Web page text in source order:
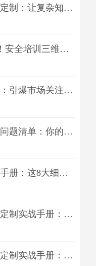
医学教学三维动画定制：让复杂知识一目了
1分钟可能=1条命！安全培训三维动画制作成本效益深度拆解
产品动画制作指南：引爆市场关注的视觉引擎
三维动画制作常见问题清单：你的项目是否踩中这6大技术雷区？
三维动画定制避坑手册：这8大细节重点关注
医疗教育仿真动画定制实战手册：击破传统医学教育7大痛点
医疗教育仿真动画定制实战手册：解决传统教学的7大痛点